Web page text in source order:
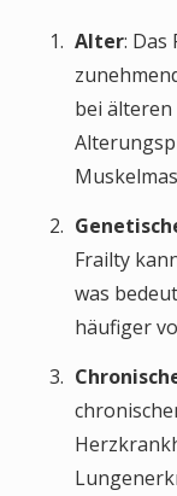
Alter: Das
bei
Frailty
was
häufiger